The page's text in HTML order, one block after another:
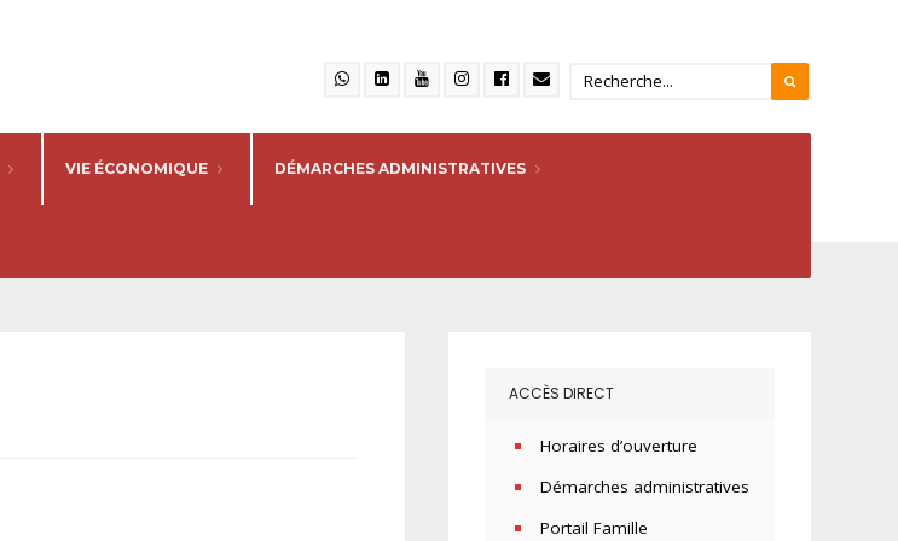
VIE ÉCONOMIQUE DÉMARCHES ADMINISTRATIVES
ACCÈS DIRECT
Horaires d’ouverture
Démarches administratives
Portail Famille